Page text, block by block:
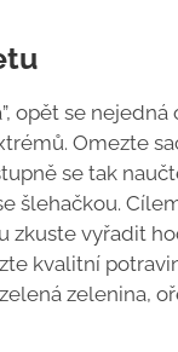
opět se
Omezte
se tak
šlehačkou.
zkuste vyřadit
kvalitní
zelenina,